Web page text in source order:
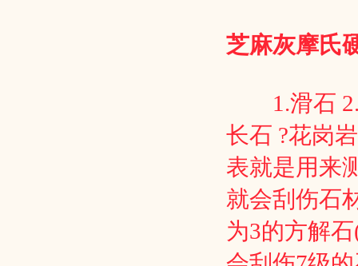
芝麻灰摩氏
1.滑石 2.
长石 ?花岗
表就是用来
就会刮伤石
为3的方解